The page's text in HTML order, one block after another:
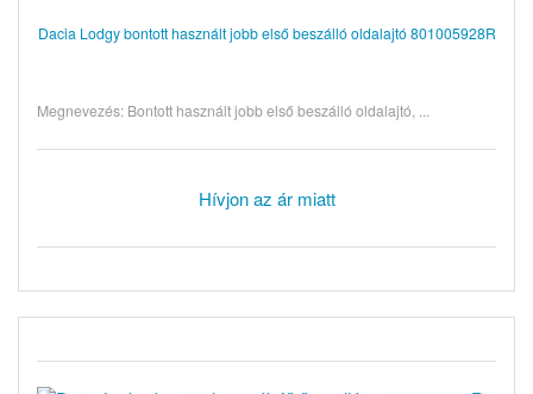
Dacia Lodgy bontott használt jobb első beszálló oldalajtó 801005928R
Megnevezés: Bontott használt jobb első beszálló oldalajtó, ...
Hívjon az ár miatt